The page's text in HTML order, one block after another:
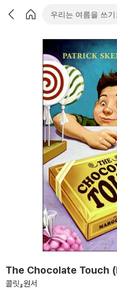
The Chocolate Touch
콜릿』원서